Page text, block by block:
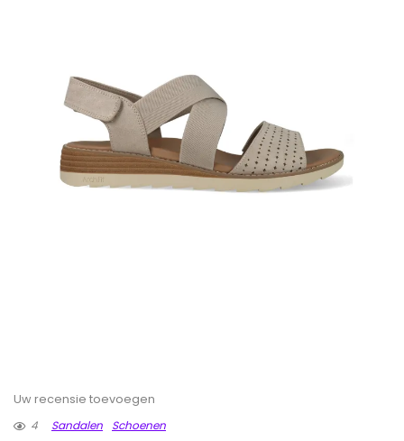
Uw recensie toevoegen
4
Sandalen Schoenen